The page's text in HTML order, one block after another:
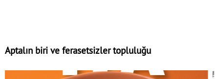
Aptalın biri ve ferasetsizler topluluğu